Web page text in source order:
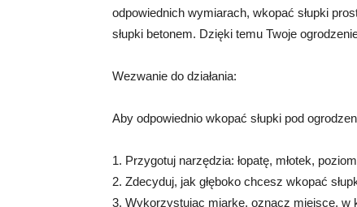
odpowiednich wymiarach, wkopać słupki
słupki betonem. Dzięki temu Twoje
Wezwanie do działania:
Aby odpowiednio wkopać słupki pod
1. Przygotuj narzędzia: łopatę, młotek,
2. Zdecyduj, jak głęboko chcesz wkopać
3. Wykorzystując miarkę, oznacz miejsce, w